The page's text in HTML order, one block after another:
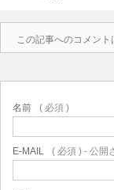
この記事へのコメント
名前 ( 必須 )
E-MAIL ( 必須 ) - 公開